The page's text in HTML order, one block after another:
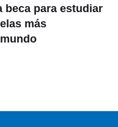
beca para estudiar
más